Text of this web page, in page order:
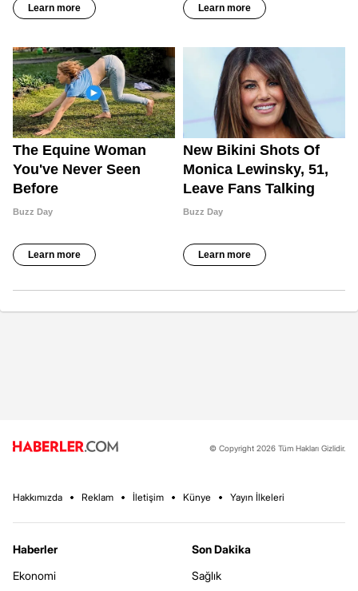
© Copyright 2026 Tüm Hakları Gizlidir.
Hakkımızda Reklam İletişim Künye Yayın İlkeleri
Haberler
Ekonomi
Son Dakika
Sağlık